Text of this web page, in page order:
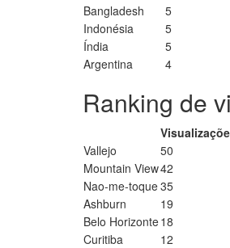
Bangladesh
5
Indonésia
5
Índia
5
Argentina
4
Ranking de
Vallejo
50
Mountain View42
Nao-me-toque35
Ashburn
19
Belo Horizonte18
Curitiba
12